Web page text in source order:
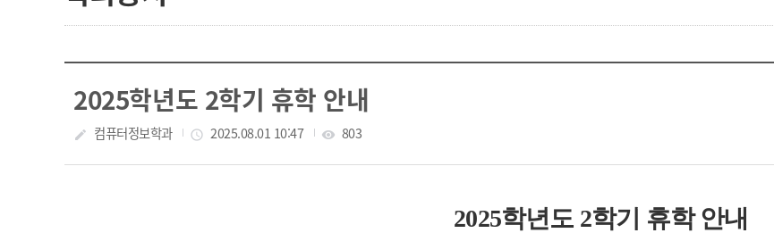
2025학년도 2학기 휴학 안내
작성자
create 컴퓨터정보학과 작성일
access_time 2025.08.01 10:47 조회수
visibility 803
2025학년도 2학기 휴학 안내